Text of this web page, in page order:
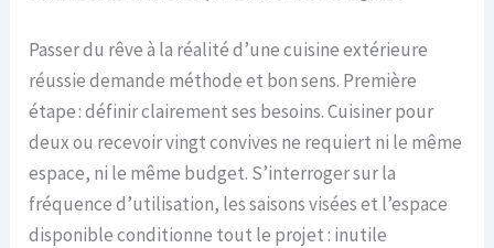
Passer du rêve à la réalité d’une cuisine extérieure
réussie demande méthode et bon sens. Première
étape : définir clairement ses besoins. Cuisiner pour
deux ou recevoir vingt convives ne requiert ni le même
espace, ni le même budget. S’interroger sur la
fréquence d’utilisation, les saisons visées et l’espace
disponible conditionne tout le projet : inutile